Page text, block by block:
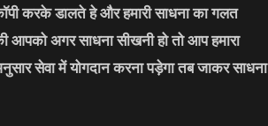
करके डालते हे और हमारी साधना का गलत
आपको अगर साधना सीखनी हो तो आप हमारा
सेवा में योगदान करना पड़ेगा तब जाकर साधना